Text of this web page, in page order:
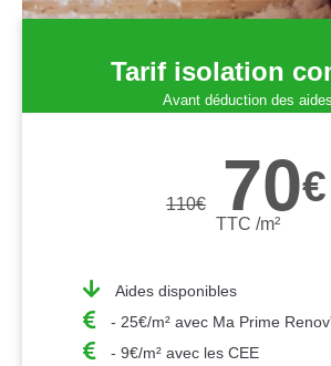
Tarif isolation
Avant déduction des aides
110€ 70€
TTC /m²
Aides disponibles
- 25€/m² avec Ma Prime Renov'
- 9€/m² avec les CEE